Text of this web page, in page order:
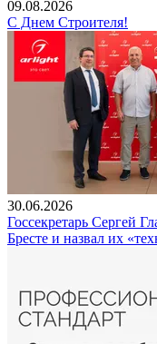
09.08.2026
С Днем Строителя!
30.06.2026
Госсекретарь Сергей
Бресте и назвал их